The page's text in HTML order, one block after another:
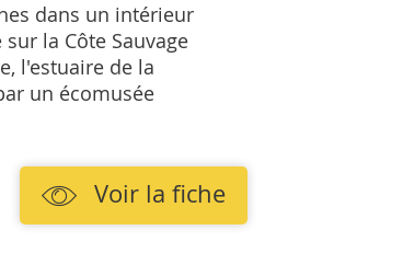
dans un intérieur
la Côte Sauvage
l'estuaire de la
un écomusée
Voir la fiche